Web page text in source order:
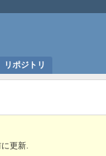
リポジトリ
更新.